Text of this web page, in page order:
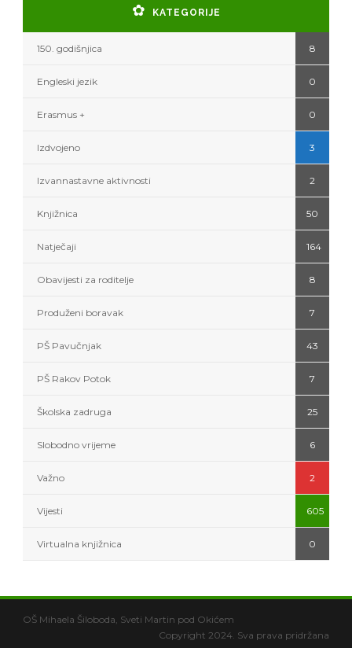
KATEGORIJE
150. godišnjica 8
Engleski jezik 0
Erasmus + 0
Izdvojeno 3
Izvannastavne aktivnosti 2
Knjižnica 50
Natječaji 164
Obavijesti za roditelje 8
Produženi boravak 7
PŠ Pavučnjak 43
PŠ Rakov Potok 7
Školska zadruga 25
Slobodno vrijeme 6
Važno 2
Vijesti 605
Virtualna knjižnica 0
OŠ Mihaela Šiloboda, Sveti Martin pod Okićem
Copyright 2024. Sva prava pridržana